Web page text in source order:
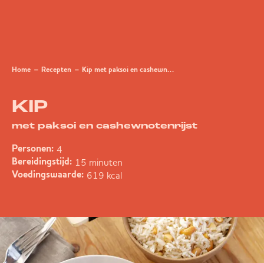
Home Recepten Kip met paksoi en cashewnotenrijst
KIP
met paksoi en cashewnotenrijst
Personen: 4
Bereidingstijd: 15 minuten
Voedingswaarde: 619 kcal